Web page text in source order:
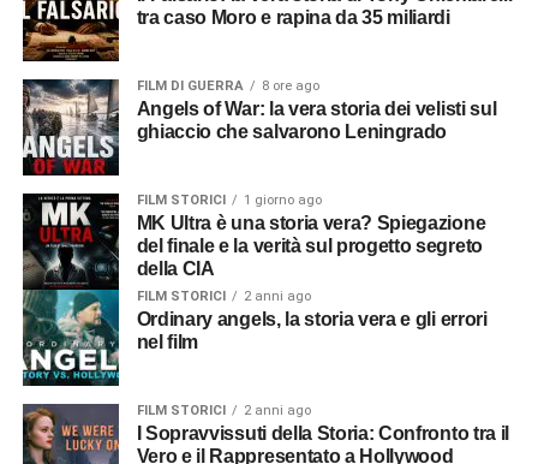
tra caso Moro e rapina da 35 miliardi
FILM DI GUERRA 8 ore ago
Angels of War: la vera storia dei velisti sul
ghiaccio che salvarono Leningrado
FILM STORICI 1 giorno ago
MK Ultra è una storia vera? Spiegazione
del finale e la verità sul progetto segreto
della CIA
FILM STORICI 2 anni ago
Ordinary angels, la storia vera e gli errori
nel film
FILM STORICI 2 anni ago
Vero e il Rappresentato a Hollywood